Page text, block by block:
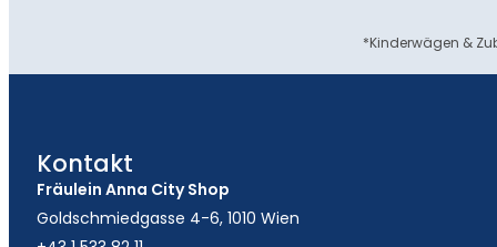
*Kinderwägen &
Kontakt
Fräulein Anna City Shop
Goldschmiedgasse 4-6, 1010 Wien